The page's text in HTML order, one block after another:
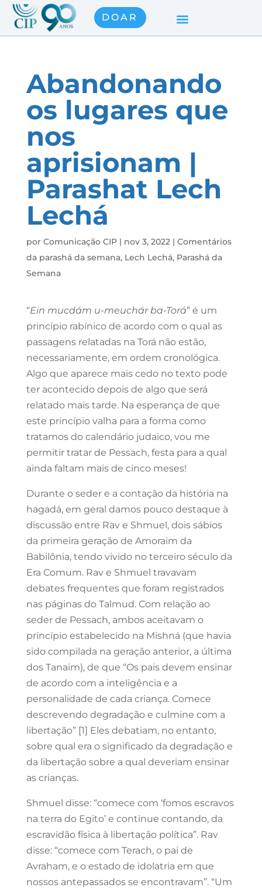
DOAR
Abandonando
os lugares que
nos
aprisionam |
Parashat Lech
Lechá
por Comunicação CIP| nov 3, 2022| Comentários
da parashá da semana, Lech Lechá, Parashá da
Semana
“Ein mucdám u-meuchár ba-Torá” é um
princípio rabínico de acordo com o qual as
passagens relatadas na Torá não estão,
necessariamente, em ordem cronológica.
Algo que aparece mais cedo no texto pode
ter acontecido depois de algo que será
relatado mais tarde. Na esperança de que
este princípio valha para a forma como
tratamos do calendário judaico, vou me
permitir tratar de Pessach, festa para a qual
ainda faltam mais de cinco meses!
Durante o seder e a contação da história na
hagadá, em geral damos pouco destaque à
discussão entre Rav e Shmuel, dois sábios
da primeira geração de Amoraim da
Babilônia, tendo vivido no terceiro século da
Era Comum. Rav e Shmuel travavam
debates frequentes que foram registrados
nas páginas do Talmud. Com relação ao
seder de Pessach, ambos aceitavam o
princípio estabelecido na Mishná (que havia
sido compilada na geração anterior, a última
dos Tanaim), de que “Os pais devem ensinar
de acordo com a inteligência e a
personalidade de cada criança. Comece
descrevendo degradação e culmine com a
libertação” [1] Eles debatiam, no entanto,
sobre qual era o significado da degradação e
da libertação sobre a qual deveriam ensinar
as crianças.
Shmuel disse: “comece com ‘fomos escravos
na terra do Egito’ e continue contando, da
escravidão física à libertação política”. Rav
disse: “comece com Terach, o pai de
Avraham, e o estado de idolatria em que
nossos antepassados se encontravam”. “Um